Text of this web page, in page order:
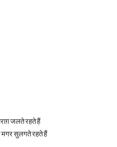
जलते रहते हैं
सुलगते रहते हैं